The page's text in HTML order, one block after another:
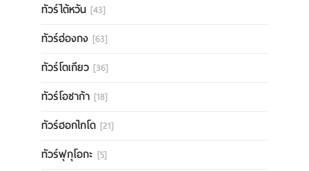
ทัวร์ไต้หวัน [43]
ทัวร์ฮ่องกง [63]
ทัวร์โตเกียว [36]
ทัวร์โอซาก้า [18]
ทัวร์ฮอกไกโด [21]
ทัวร์ฟุกุโอกะ [5]